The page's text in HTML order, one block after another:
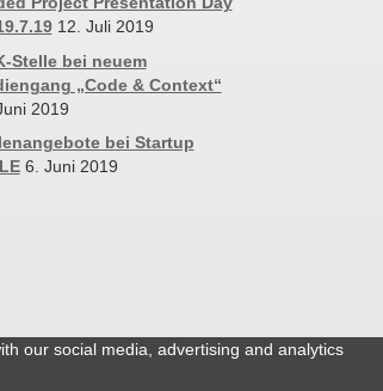
12. Juli 2019
Stelle bei neuem
„Code & Context“
2019
bei Startup
6. Juni 2019
our social media, advertising and analytics